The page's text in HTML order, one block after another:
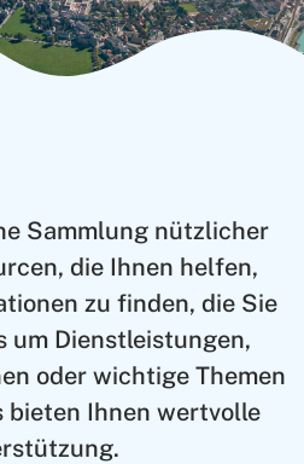
Sammlung nützlicher
die Ihnen helfen,
zu finden, die Sie
um Dienstleistungen,
oder wichtige Themen
bieten Ihnen wertvolle